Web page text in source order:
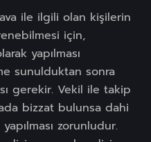
ile ilgili olan kişilerin
için,
yapılması
sunulduktan sonra
gerekir. Vekil ile takip
bizzat bulunsa dahi
zorunludur.